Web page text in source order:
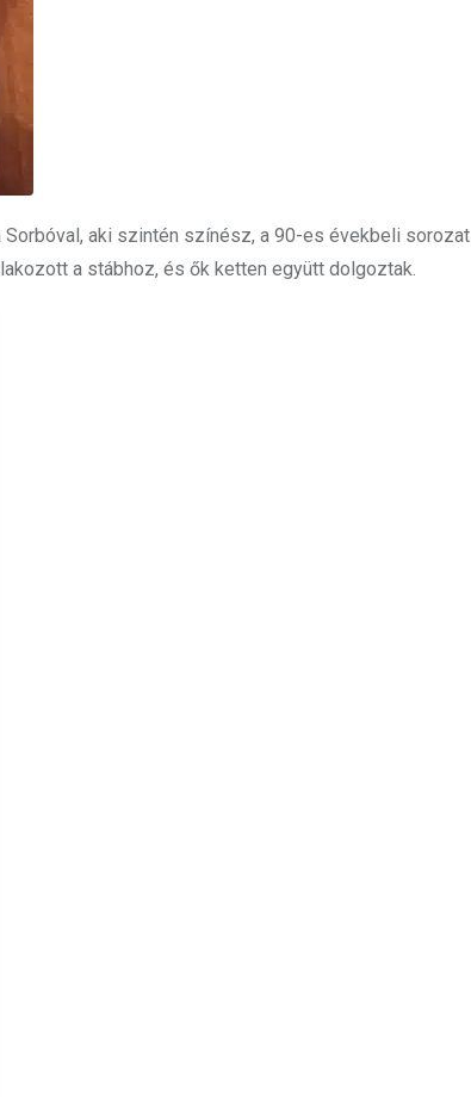
aki szintén színész, a 90-es évekbeli sorozat
a stábhoz, és ők ketten együtt dolgoztak.